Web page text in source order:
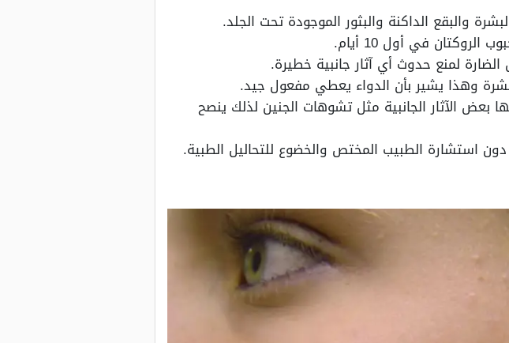
والبقع الداكنة والبثور الموجودة تحت الجلد.
في أول 10 أيام.
لمنع حدوث أي آثار جانبية خطيرة.
وهذا يشير بأن الدواء يعطي مفعول جيد.
بعض الآثار الجانبية مثل تشوهات الجنين لذلك ينصح
استشارة الطبيب المختص والخضوع للتحاليل الطبية.